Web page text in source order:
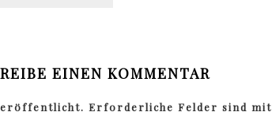
EINEN KOMMENTAR
Erforderliche Felder sind mit